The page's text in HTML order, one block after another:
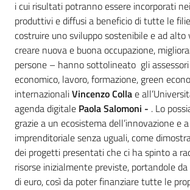
i cui risultati potranno essere incorporati
produttivi e diffusi a beneficio di tutte le
costruire uno sviluppo sostenibile e ad alto
creare nuova e buona occupazione,
persone – hanno sottolineato gli
economico, lavoro, formazione, green
internazionaliVincenzo Collae
agenda digitale Paola Salomoni - . Lo
grazie a un ecosistema dell’innovazione e
imprenditoriale senza uguali, come
dei progetti presentati che ci ha spinto a
risorse inizialmente previste, portandole
di euro, così da poter finanziare tutte le